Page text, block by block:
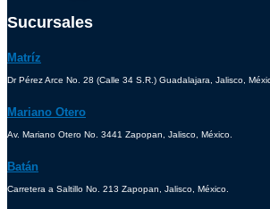
Sucursales
Matríz
Dr Pérez Arce No. 28 (Calle 34 S.R.) Guadalajara, Jalisco,
Mariano Otero
Av. Mariano Otero No. 3441 Zapopan, Jalisco, México.
Batán
Carretera a Saltillo No. 213 Zapopan, Jalisco, México.